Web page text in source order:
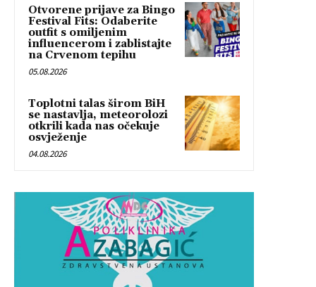
Otvorene prijave za Bingo
Festival Fits: Odaberite
outfit s omiljenim
influencerom i zablistajte
na Crvenom tepihu
05.08.2026
Toplotni talas širom BiH
se nastavlja, meteorolozi
otkrili kada nas očekuje
osvježenje
04.08.2026